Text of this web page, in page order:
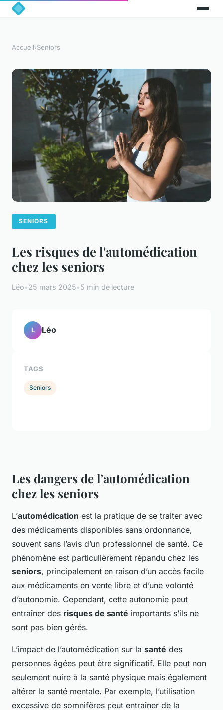
Accueil›Seniors
SENIORS
Les risques de l'automédication
chez les seniors
Léo•25 mars 2025•5 min de lecture
Les dangers de l’automédication
chez les seniors
L’automédication est la pratique de se traiter avec
des médicaments disponibles sans ordonnance,
souvent sans l’avis d’un professionnel de santé. Ce
phénomène est particulièrement répandu chez les
seniors, principalement en raison d’un accès facile
aux médicaments en vente libre et d’une volonté
d’autonomie. Cependant, cette autonomie peut
entraîner des risques de santé importants s’ils ne
sont pas bien gérés.
L’impact de l’automédication sur la santé des
personnes âgées peut être significatif. Elle peut non
seulement nuire à la santé physique mais également
altérer la santé mentale. Par exemple, l’utilisation
excessive de somnifères peut entraîner de la
L Léo
TAGS
Seniors